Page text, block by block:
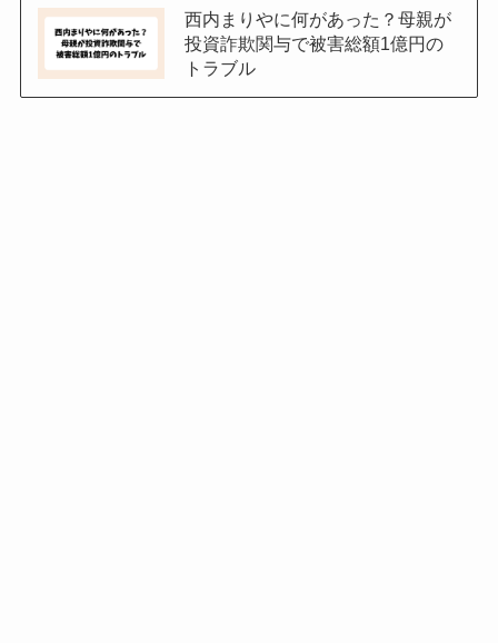
西内まりやに何があった？母親が
投資詐欺関与で被害総額1億円の
トラブル